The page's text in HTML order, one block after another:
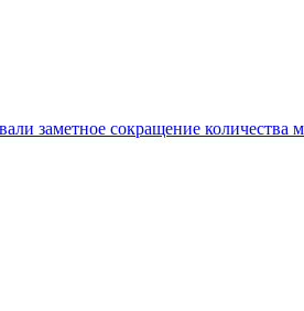
заметное сокращение количества